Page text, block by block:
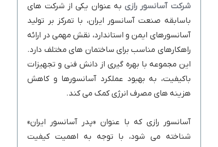
شرکت آسانسور رازیبه عنوان یکی از شرکت های
باسابقه صنعت آسانسور ایران، با تمرکز بر تولید
آسانسورهای ایمن و استاندارد، نقش مهمی در ارائه
راهکارهای مناسب برای ساختمان های مختلف دارد.
این مجموعه با بهره گیری از دانش فنی و تجهیزات
باکیفیت، به بهبود عملکرد آسانسورها و کاهش
هزینه های مصرف انرژی کمک می کند.
آسانسور رازی که با عنوان «پدر آسانسور ایران»
شناخته می شود، با توجه به اهمیت کیفیت